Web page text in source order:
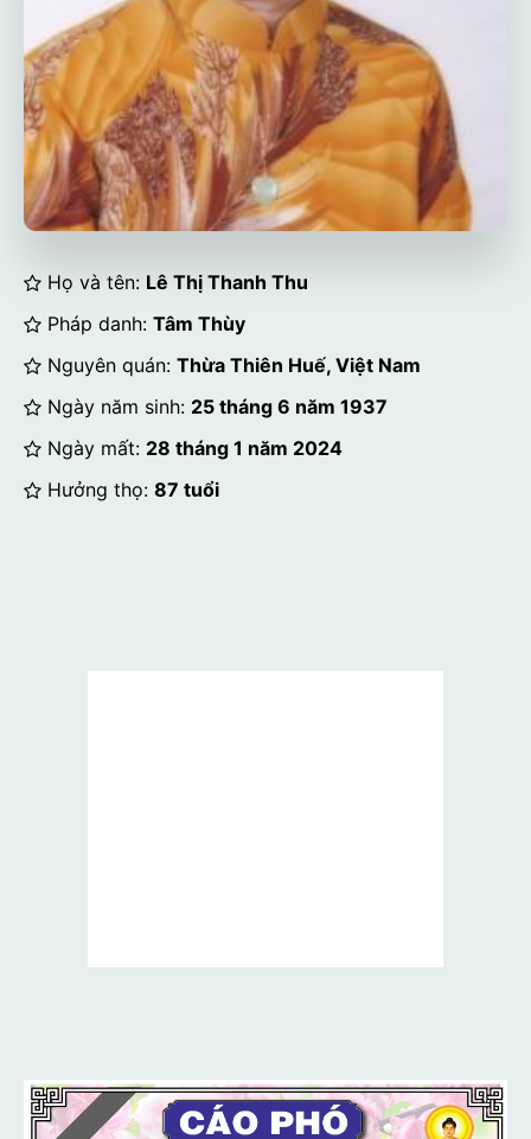
Họ và tên: Lê Thị Thanh Thu
Pháp danh: Tâm Thùy
Nguyên quán: Thừa Thiên Huế, Việt Nam
Ngày năm sinh: 25 tháng 6 năm 1937
Ngày mất: 28 tháng 1 năm 2024
Hưởng thọ: 87 tuổi